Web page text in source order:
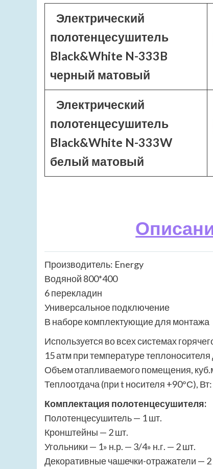
Электрический
полотенцесушитель
Black&White N-333B
черный матовый
Электрический
полотенцесушитель
Black&White N-333W
белый матовый
Производитель: Energy
Водяной 800*400
6 перекладин
Универсальное подключение
В наборе комплектующие для монтажа
Используется во всех системах
15 атм при температуре
Объем отапливаемого помещения,
Теплоотдача (при t носителя +90°С),
Комплектация полотенцесушителя:
Полотенцесушитель — 1 шт.
Кронштейны — 2 шт.
Угольники — 1» н.р. — 3/4» н.г. — 2 шт.
Декоративные чашечки-отражатели — 2